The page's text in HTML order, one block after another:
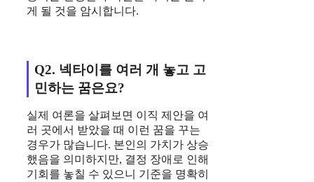
게 될 것을 암시합니다.
Q2. 넥타이를 여러 개 놓고 고
민하는 꿈은요?
실제 여론을 살펴보면 이직 제안을 여
러 곳에서 받았을 때 이런 꿈을 꾸는
경우가 많습니다. 본인의 가치가 상승
했음을 의미하지만, 결정 장애로 인해
기회를 놓칠 수 있으니 기준을 명확히